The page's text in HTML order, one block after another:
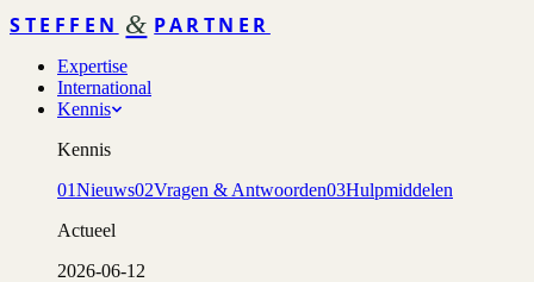
STEFFEN & PARTNER
Expertise
International
Kennis
Kennis
01Nieuws02Vragen & Antwoorden03Hulpmiddelen
Actueel
2026-06-12